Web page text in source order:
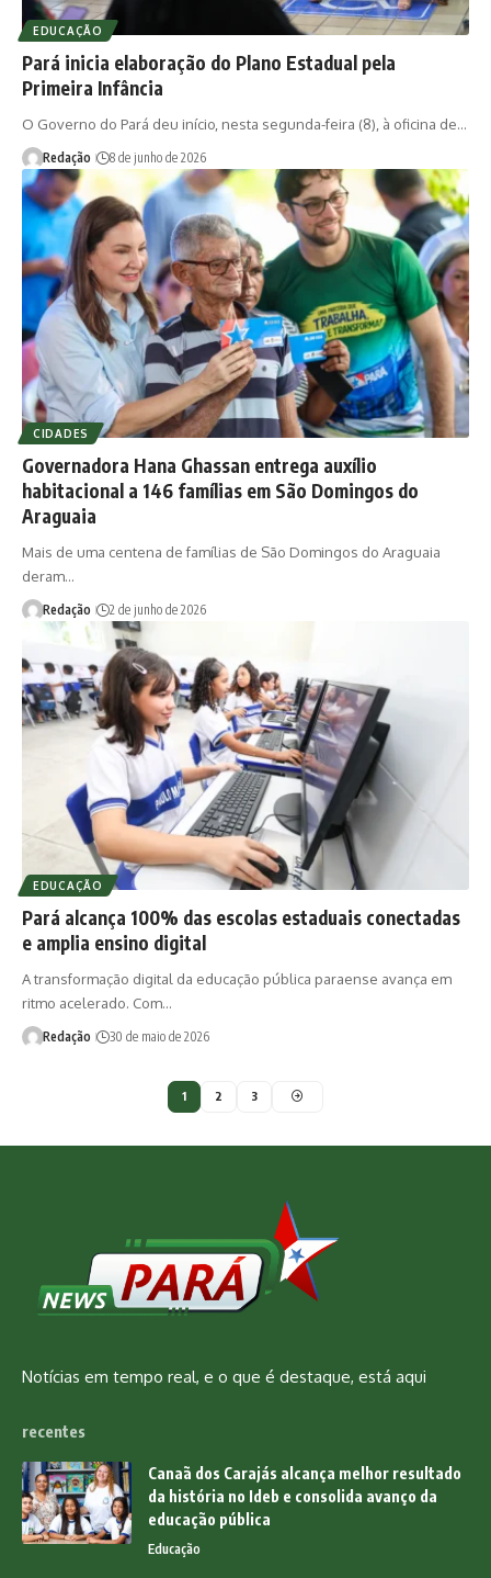
EDUCAÇÃO
Pará inicia elaboração do Plano Estadual pela
Primeira Infância
O Governo do Pará deu início, nesta segunda-feira (8), à oficina de…
Redação 8 de junho de 2026
CIDADES
Governadora Hana Ghassan entrega auxílio
habitacional a 146 famílias em São Domingos do
Araguaia
Mais de uma centena de famílias de São Domingos do Araguaia
deram…
Redação 2 de junho de 2026
EDUCAÇÃO
Pará alcança 100% das escolas estaduais conectadas
e amplia ensino digital
A transformação digital da educação pública paraense avança em
ritmo acelerado. Com…
Redação 30 de maio de 2026
1 2 3
Notícias em tempo real, e o que é destaque, está aqui
recentes
Canaã dos Carajás alcança melhor resultado
da história no Ideb e consolida avanço da
educação pública
Educação